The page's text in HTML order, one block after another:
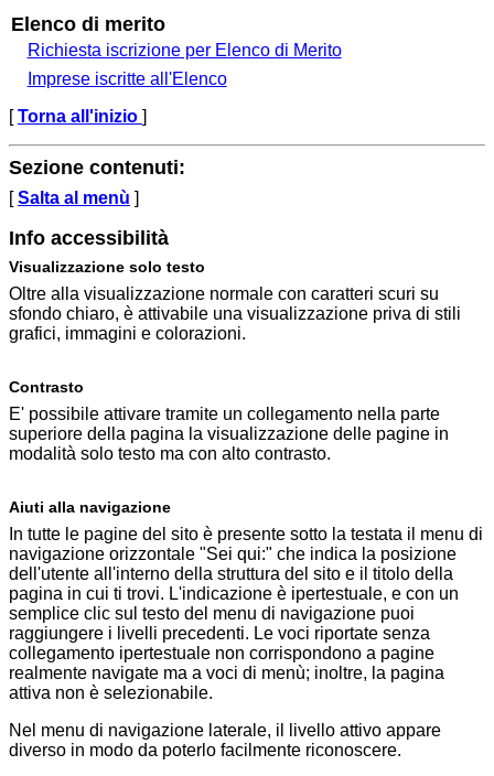
Elenco di merito
Richiesta iscrizione per Elenco di Merito
Imprese iscritte all'Elenco
[Torna all'inizio ]
Sezione contenuti:
[Salta al menù ]
Info accessibilità
Visualizzazione solo testo
Oltre alla visualizzazione normale con caratteri scuri su
sfondo chiaro, è attivabile una visualizzazione priva di stili
grafici, immagini e colorazioni.
Contrasto
E' possibile attivare tramite un collegamento nella parte
superiore della pagina la visualizzazione delle pagine in
modalità solo testo ma con alto contrasto.
Aiuti alla navigazione
In tutte le pagine del sito è presente sotto la testata il menu di
navigazione orizzontale "Sei qui:" che indica la posizione
dell'utente all'interno della struttura del sito e il titolo della
pagina in cui ti trovi. L'indicazione è ipertestuale, e con un
semplice clic sul testo del menu di navigazione puoi
raggiungere i livelli precedenti. Le voci riportate senza
collegamento ipertestuale non corrispondono a pagine
realmente navigate ma a voci di menù; inoltre, la pagina
attiva non è selezionabile.
Nel menu di navigazione laterale, il livello attivo appare
diverso in modo da poterlo facilmente riconoscere.